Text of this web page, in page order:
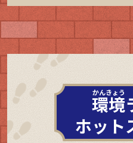
環境
ホット